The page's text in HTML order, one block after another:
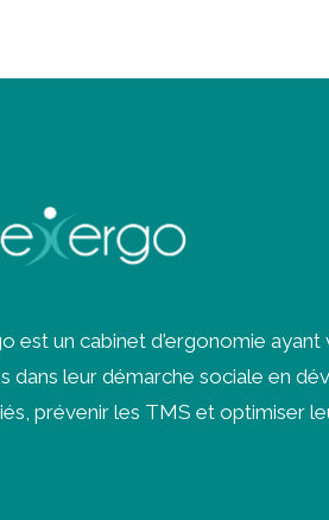
est un cabinet d'ergonomie
dans leur démarche sociale en
prévenir les TMS et optimiser